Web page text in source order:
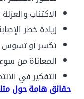
الاكتئاب
زيادة خطر
تكسر أو تسوس
المعاناة من
التفكير في
حقائق هامة حول